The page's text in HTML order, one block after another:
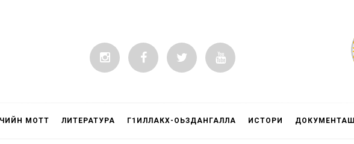
МОТТ ЛИТЕРАТУРА Г1ИЛЛАКХ-ОЬЗДАНГАЛЛА ИСТОРИ ДОКУМЕНТАШ